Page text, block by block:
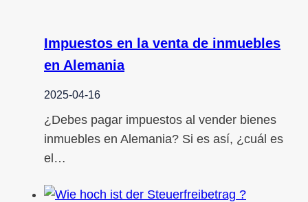
Impuestos en la venta de inmuebles
en Alemania
2025-04-16
¿Debes pagar impuestos al vender bienes
inmuebles en Alemania? Si es así, ¿cuál es
el…